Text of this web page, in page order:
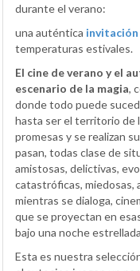
durante el verano:
una auténtica invitación
temperaturas estivales.
El cine de verano y el
escenario de la magia,
donde todo puede
hasta ser el territorio de
promesas y se realizan
pasan, todas clase de
amistosas, delictivas,
catastróficas, miedosas,
mientras se dialoga,
que se proyectan en
bajo una noche
Esta es nuestra